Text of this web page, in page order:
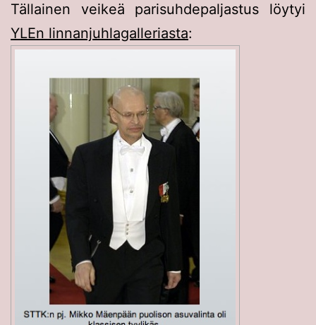
Tällainen veikeä parisuhdepaljastus löytyi
YLEn linnanjuhlagalleriasta: